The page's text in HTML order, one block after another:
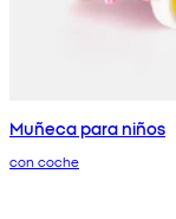
Muñeca para niños
con coche